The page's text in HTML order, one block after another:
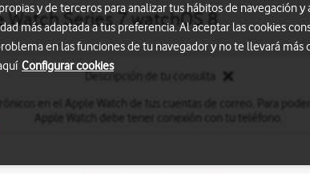
Series 7 watchOS 8
Descripción de tu consulta
en el Apple Watch de tus cuentas de correo. Para
Apple Watch debe tener conexión con tu teléfono.
y de terceros para analizar tus hábitos de navegación
más adaptada a tus preferencia. Al aceptar las cookies
en las funciones de tu navegador y no te llevará más
Configurar cookies